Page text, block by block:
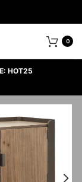
0
HOT25